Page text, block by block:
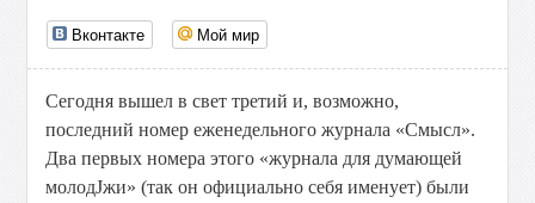
Вконтакте Мой мир
Сегодня вышел в свет третий и, возможно,
последний номер еженедельного журнала «Смысл».
Два первых номера этого «журнала для думающей
молодЈжи» (так он официально себя именует) были